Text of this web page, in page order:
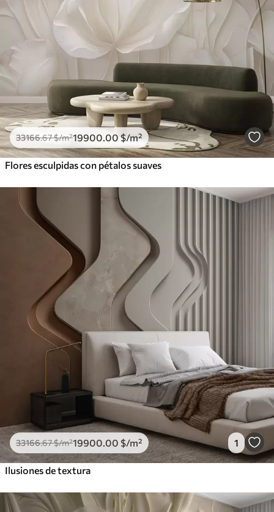
33166.67$/m²19900 .00 $/m²
Flores esculpidas con pétalos suaves
33166.67$/m²19900 .00 $/m² 1
Ilusiones de textura